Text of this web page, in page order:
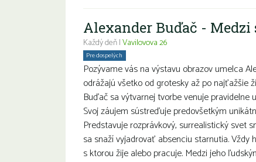
Alexander Buďač -
Každý deň |Vavilovova 26
Pre dospelých
Pozývame vás na výstavu obrazov umelca
odrážajú všetko od grotesky až po najťažšie
Buďač sa výtvarnej tvorbe venuje
Svoj záujem sústreďuje predovšetkým
Predstavuje rozprávkový, surrealistický svet
sa snaží vyjadrovať absenciu starnutia. Vždy
s ktorou žije alebo pracuje. Medzi jeho